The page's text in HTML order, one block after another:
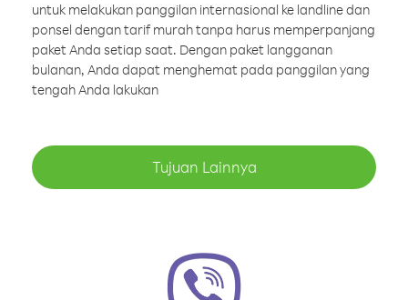
untuk melakukan panggilan internasional ke landline dan
ponsel dengan tarif murah tanpa harus memperpanjang
paket Anda setiap saat. Dengan paket langganan
bulanan, Anda dapat menghemat pada panggilan yang
tengah Anda lakukan
Tujuan Lainnya